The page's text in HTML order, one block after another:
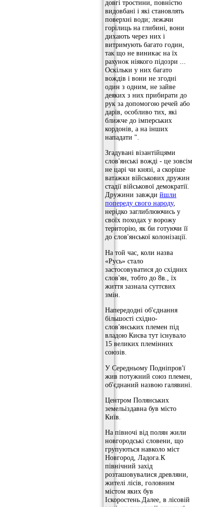
довгі тростини, повністю
видовбані і які становлять
поверхні води; лежачи
горілиць на глибині, вони
дихають через них і
витримують багато годин,
так що не виникає на їх
рахунок ніякого підозри ...
Оскільки у них багато
вождів і вони не згодні
один з одним, не зайве
деяких з них прибирати до
рук за допомогою речей або
дарів, особливо тих, які
ближче до імперських
кордонів, а на інших
нападати ".
Згадувані візантійцями
слов'янські вожді - це зовсім
не царі чи князі, а скоріше
ватажки військових дружин
стадії військової демократії.
Дружини завжди йшли
попереду свого народу,
нерідко заглиблюючись у
своїх походах у ворожу
територію, як би готуючи її
до слов'янської колонізації.
На той час, коли назва
«Русь» стало
застосовуватися до східних
слов'ян, тобто до 8в., їх
життя зазнала суттєвих
змін.
Напередодні об'єднання
більшості східно-
слов'янських племен під
владою Києва тут існувало
15 великих племінних
союзів.
У Середньому Подніпров'ї
жив потужний союз племен,
об'єднаний назвою галявині.
Центром Полянських
земельіздавна був місто
Київ.
На півночі від полян жили
новгородські словени, що
групуються навколо міст
Новгород, Ладога.К
північний захід
розташовувалися древляни,
жителі лісів, головним
містом яких був
Іскоростень.Далее, в лісовій